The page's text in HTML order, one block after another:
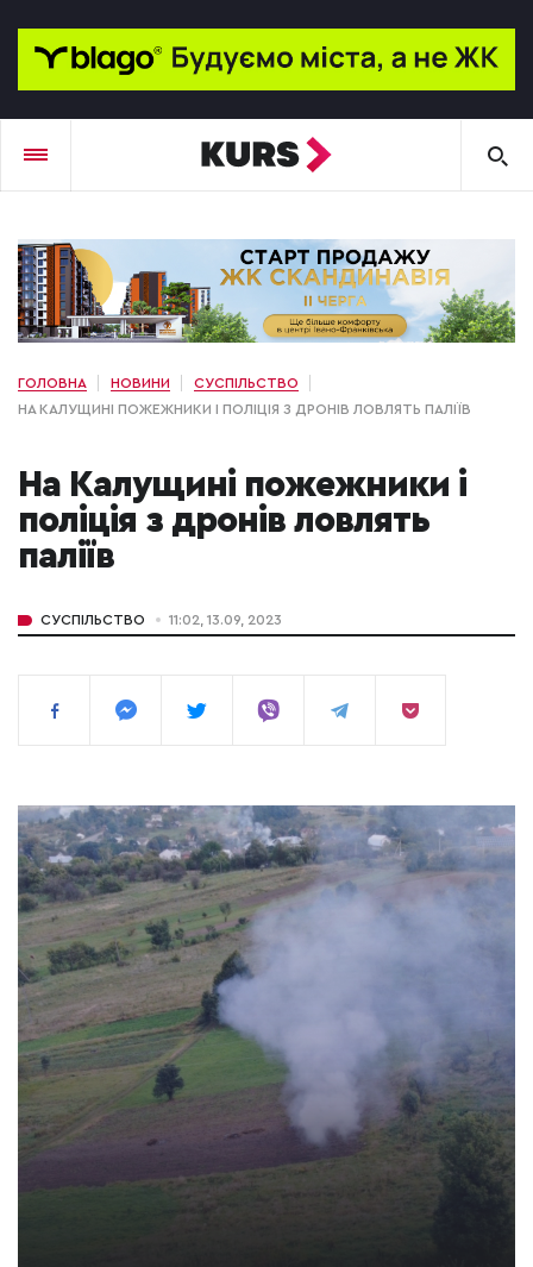
ГОЛОВНА НОВИНИ
СУСПІЛЬСТВО
НА КАЛУЩИНІ ПОЖЕЖНИКИ І ПОЛІЦІЯ З ДРОНІВ ЛОВЛЯТЬ ПАЛІЇВ
На Калущині пожежники і
поліція з дронів ловлять
паліїв
СУСПІЛЬСТВО 11:02, 13.09, 2023